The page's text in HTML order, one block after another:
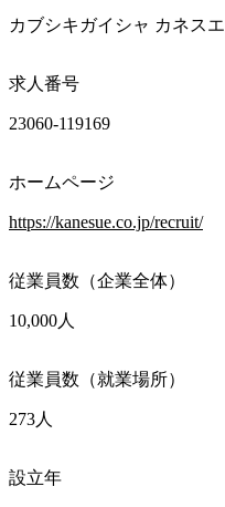
カブシキガイシャ カネスエ
求人番号
23060-119169
ホームページ
https://kanesue.co.jp/recruit/
従業員数（企業全体）
10,000人
従業員数（就業場所）
273人
設立年